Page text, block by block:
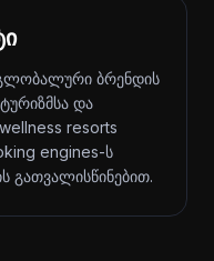
ბრენდის
და
resorts
engines-ს
გათვალისწინებით.